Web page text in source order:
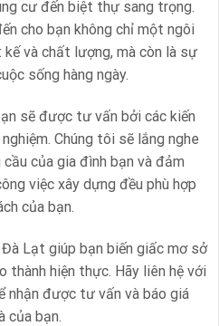
cư đến biệt thự sang trọng.
cho bạn không chỉ một ngôi
và chất lượng, mà còn là sự
sống hàng ngày.
sẽ được tư vấn bởi các kiến
Chúng tôi sẽ lắng nghe
của gia đình bạn và đảm
việc xây dựng đều phù hợp
của bạn.
Lạt giúp bạn biến giấc mơ sở
thành hiện thực. Hãy liên hệ với
nhận được tư vấn và báo giá
của bạn.